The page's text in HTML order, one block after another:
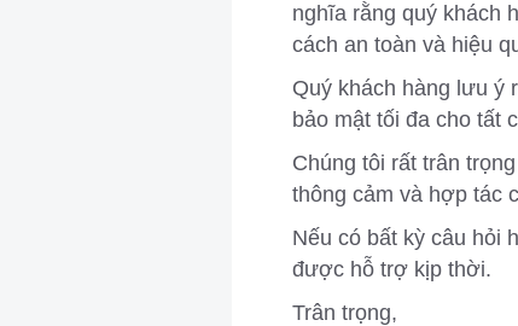
nghĩa rằng quý khách
cách an toàn và hiệu
Quý khách hàng lưu ý
bảo mật tối đa cho tất
Chúng tôi rất trân
thông cảm và hợp tác
Nếu có bất kỳ câu hỏi
được hỗ trợ kịp thời.
Trân trọng,